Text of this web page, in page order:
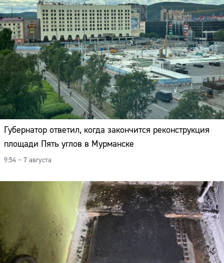
Губернатор ответил, когда закончится реконструкция
площади Пять углов в Мурманске
9:54 – 7 августа